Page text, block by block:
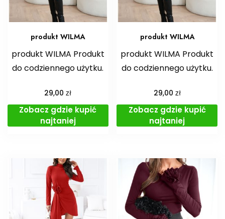
produkt WILMA
produkt WILMA Produkt
do codziennego użytku.
29,00zł
Zobacz gdzie kupić
najtaniej
produkt WILMA
produkt WILMA Produkt
do codziennego użytku.
29,00 zł
Zobacz gdzie kupić
najtaniej